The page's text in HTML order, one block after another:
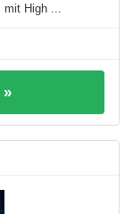
High ...
»